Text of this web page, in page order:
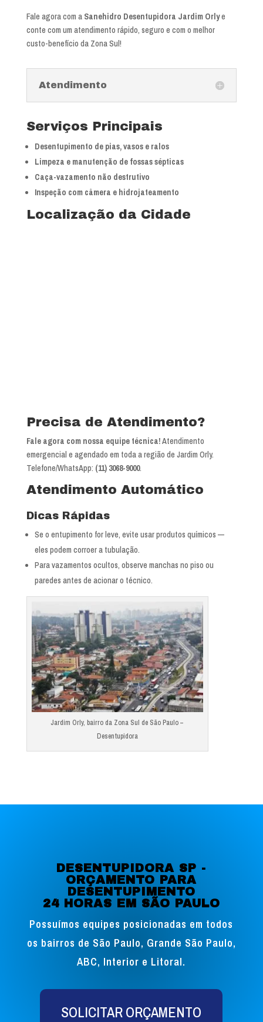
Fale agora com a Sanehidro Desentupidora Jardim Orlye
conte com um atendimento rápido, seguro e com o melhor
custo-benefício da Zona Sul!
Atendimento
Serviços Principais
Desentupimento de pias, vasos e ralos
Limpeza e manutenção de fossas sépticas
Caça-vazamento não destrutivo
Inspeção com câmera e hidrojateamento
Localização da Cidade
Precisa de Atendimento?
Fale agora com nossa equipe técnica!Atendimento
emergencial e agendado em toda a região de Jardim Orly.
Telefone/WhatsApp: (11) 3068-9000.
Atendimento Automático
Dicas Rápidas
Se o entupimento for leve, evite usar produtos químicos —
eles podem corroer a tubulação.
Para vazamentos ocultos, observe manchas no piso ou
paredes antes de acionar o técnico.
Jardim Orly, bairro da Zona Sul de São Paulo –
Desentupidora
DESENTUPIDORA SP -
ORÇAMENTO PARA
DESENTUPIMENTO
24 HORAS EM SÃO PAULO
Possuímos equipes posicionadas em todos
os bairros de São Paulo, Grande São Paulo,
ABC, Interior e Litoral.
SOLICITAR ORÇAMENTO